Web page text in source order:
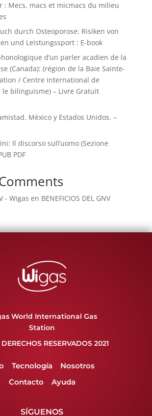
: Mecs, macs et micmacs du milieu
durch Osteoporose: Risiken von
und Leistungssport : E-book
d’un parler acadien de la
(Canada): (région de la Baie Sainte-
/ Centre international de
bilinguisme) – Livre Gratuit
México y Estados Unidos. –
Il discorso sull’uomo (Sezione
PDF
- Wigas en BENEFICIOS DEL GNV
World International Gas
Station
RESERVADOS 2021
Tecnología
Nosotros
Contacto
Ayuda
SÍGUENOS